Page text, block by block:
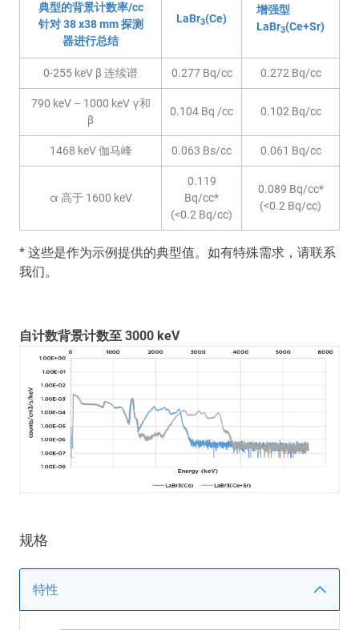
典型的背景计数率/cc
针对 38 x38 mm 探测
器进行总结
LaBr3(Ce)
增强型
LaBr3(Ce+Sr)
0-255 keV β 连续谱 0.277 Bq/cc 0.272 Bq/cc
790 keV – 1000 keV γ和
β
0.104 Bq /cc 0.102 Bq/cc
1468 keV 伽马峰 0.063 Bs/cc 0.061 Bq/cc
α 高于 1600 keV
0.119
Bq/cc*
(<0.2 Bq/cc)
0.089 Bq/cc*
(<0.2 Bq/cc)
* 这些是作为示例提供的典型值。如有特殊需求，请联系
我们。
自计数背景计数至 3000 keV
规格
特性